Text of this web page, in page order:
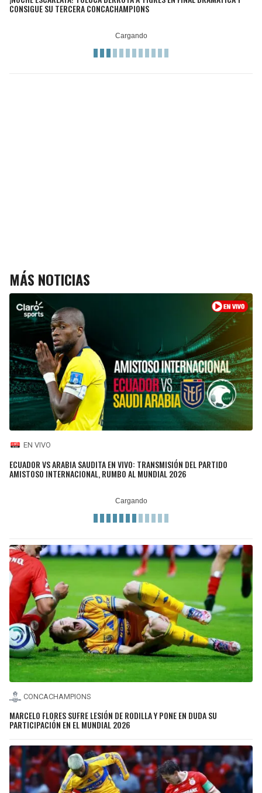
CONSIGUE SU TERCERA CONCACHAMPIONS
MÁS NOTICIAS
EN VIVO
ECUADOR VS ARABIA SAUDITA EN VIVO: TRANSMISIÓN DEL PARTIDO
AMISTOSO INTERNACIONAL, RUMBO AL MUNDIAL 2026
CONCACHAMPIONS
MARCELO FLORES SUFRE LESIÓN DE RODILLA Y PONE EN DUDA SU
PARTICIPACIÓN EN EL MUNDIAL 2026